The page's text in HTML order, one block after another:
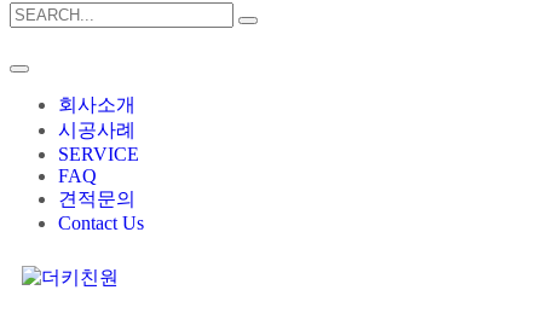
회사소개
시공사례
SERVICE
FAQ
견적문의
Contact Us